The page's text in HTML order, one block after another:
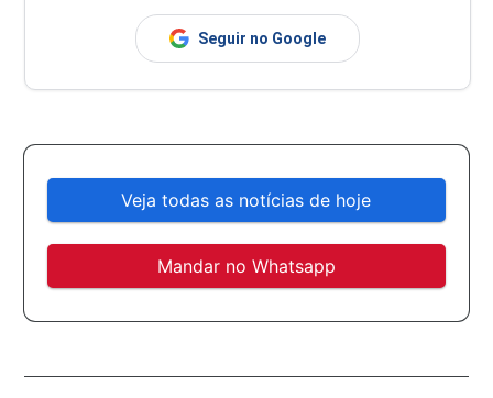
Seguir no Google
Veja todas as notícias de hoje
Mandar no Whatsapp